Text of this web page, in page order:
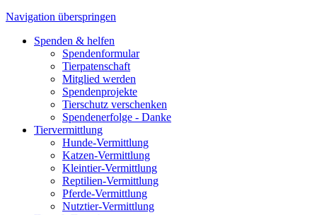
Navigation überspringen
Spenden & helfen
Spendenformular
Tierpatenschaft
Mitglied werden
Spendenprojekte
Tierschutz verschenken
Spendenerfolge - Danke
Tiervermittlung
Hunde-Vermittlung
Katzen-Vermittlung
Kleintier-Vermittlung
Reptilien-Vermittlung
Pferde-Vermittlung
Nutztier-Vermittlung